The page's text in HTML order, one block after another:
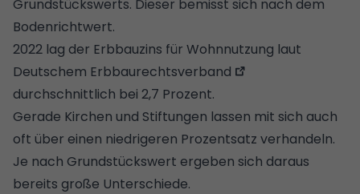
Grundstückswerts. Dieser bemisst sich nach dem
Bodenrichtwert.
2022 lag der Erbbauzins für Wohnnutzung laut
Deutschem Erbbaurechtsverband
durchschnittlich bei 2,7 Prozent.
Gerade Kirchen und Stiftungen lassen mit sich auch
oft über einen niedrigeren Prozentsatz verhandeln.
Je nach Grundstückswert ergeben sich daraus
bereits große Unterschiede.